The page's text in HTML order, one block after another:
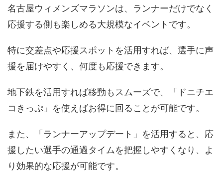
名古屋ウィメンズマラソンは、ランナーだけでなく
応援する側も楽しめる大規模なイベントです。
特に交差点や応援スポットを活用すれば、選手に声
援を届けやすく、何度も応援できます。
地下鉄を活用すれば移動もスムーズで、「ドニチエ
コきっぷ」を使えばお得に回ることが可能です。
また、「ランナーアップデート」を活用すると、応
援したい選手の通過タイムを把握しやすくなり、よ
り効果的な応援が可能です。